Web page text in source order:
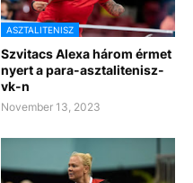
ASZTALITENISZ
Szvitacs Alexa három érmet
nyert a para-asztalitenisz-
vk-n
November 13, 2023